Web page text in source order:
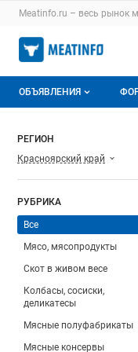
Раздел
Meatinfo.ru – весь рынок
Авторизация и
Навигация по
ОБЪЯВЛЕНИЯ
Горячее предложение
Заявки на покупку
РЕГИОН
Красноярский край
РУБРИКА
Все
Мясо, мясопродукты
Скот в живом весе
Колбасы, сосиски,
деликатесы
Мясные полуфабрикаты
Мясные консервы